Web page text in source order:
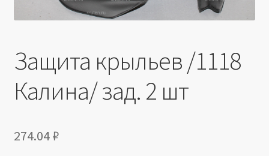
Защита крыльев /1118
Калина/ зад. 2 шт
274.04₽